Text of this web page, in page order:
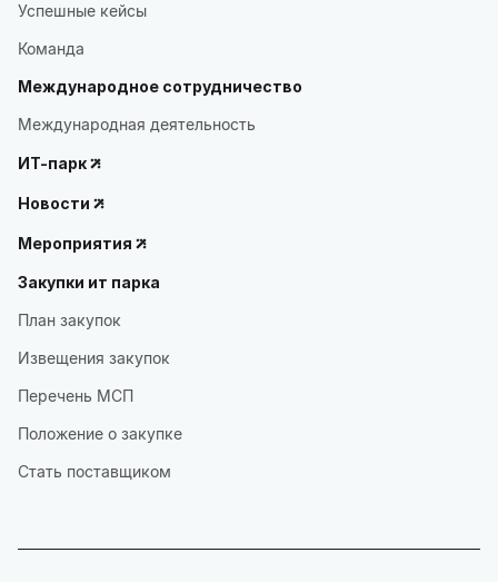
Успешные кейсы
Команда
Международное сотрудничество
Международная деятельность
ИТ-парк
Новости
Мероприятия
Закупки ит парка
План закупок
Извещения закупок
Перечень МСП
Положение о закупке
Стать поставщиком